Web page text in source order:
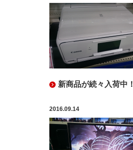
新商品が続々入荷中！
2016.09.14